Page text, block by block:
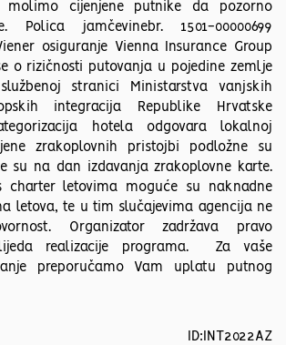
molimo cijenjene putnike da pozorno
Polica jamčevinebr. 1501-00000699
osiguranje Vienna Insurance Group
o rizičnosti putovanja u pojedine zemlje
stranici Ministarstva vanjskih
integracija Republike Hrvatske
hotela odgovara lokalnoj
zrakoplovnih pristojbi podložne su
su na dan izdavanja zrakoplovne karte.
charter letovima moguće su naknadne
letova, te u tim slučajevima agencija ne
Organizator zadržava pravo
realizacije programa. Za vaše
preporučamo Vam uplatu putnog
ID:INT2022AZ